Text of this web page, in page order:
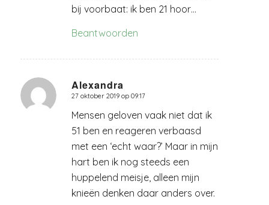
bij voorbaat: ik ben 21 hoor…
Beantwoorden
Alexandra
zegt:
27 oktober 2019 op 09:17
Mensen geloven vaak niet dat ik
51 ben en reageren verbaasd
met een ‘echt waar?’ Maar in mijn
hart ben ik nog steeds een
huppelend meisje, alleen mijn
knieën denken daar anders over.